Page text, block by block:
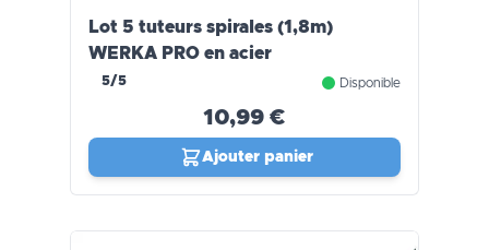
Lot 5 tuteurs spirales (1,8m)
WERKA PRO en acier
5/5 Disponible
10,99 €
Ajouter panier